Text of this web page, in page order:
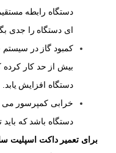
دستگاه رابطه
ای دستگاه را جدی
کمبود گاز در
بیش از حد کار
دستگاه افزایش یابد.
خرابی کمپرسور می
دستگاه باشد که
برای تعمیر داکت اسپلیت